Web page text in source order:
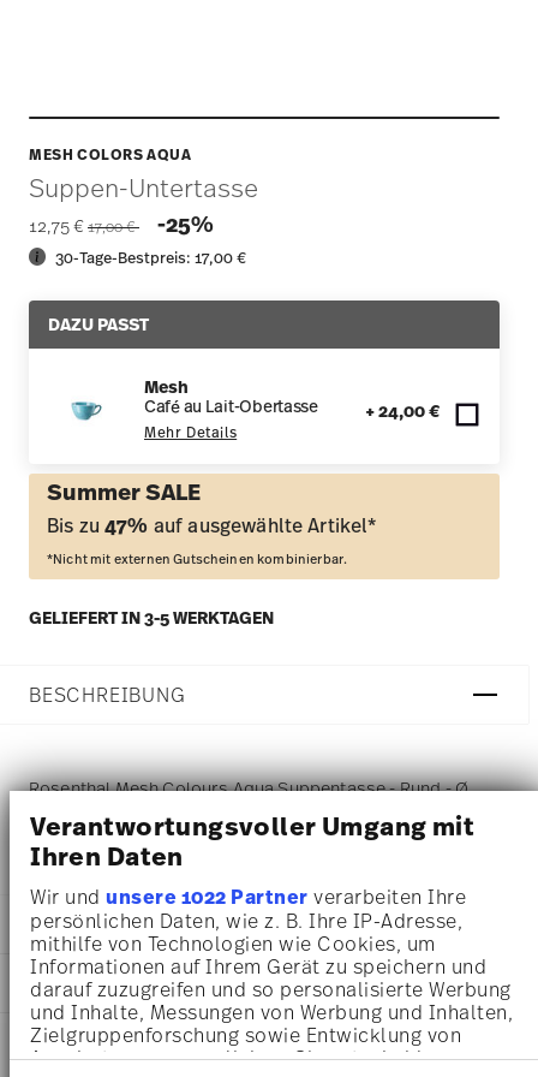
Verantwortungsvoller Umgang mit
Ihren Daten
Wir undunsere 1022 Partner verarbeiten Ihre
persönlichen Daten, wie z. B. Ihre IP-Adresse,
mithilfe von Technologien wie Cookies, um
Informationen auf Ihrem Gerät zu speichern und
darauf zuzugreifen und so personalisierte Werbung
und Inhalte, Messungen von Werbung und Inhalten,
Zielgruppenforschung sowie Entwicklung von
Angeboten zu ermöglichen. Sie entscheiden
MESH COLORS AQUA
Suppen-Untertasse
12,75 € Price reduced from
17,00 € -25%
30-Tage-Bestpreis:17,00 €
DAZU PASST
Mesh
Café au Lait-Obertasse
Mehr Details
+ 24,00 €
Summer SALE
Bis zu47% auf ausgewählte Artikel*
*Nicht mit externen Gutscheinen kombinierbar.
GELIEFERT IN 3-5 WERKTAGEN
BESCHREIBUNG
Rosenthal Mesh Colours Aqua Suppentasse - Rund - Ø
17,8 cm - h 2,0 cm, Porzellan Aqua
DETAILS
Rosenthal
Mesh
Colours Aqua
Porzellan
Colors Aqua
MAßE
17,80 cm
17,80 cm
PFLEGE- UND
SICHERHEITSINFORMATIONEN